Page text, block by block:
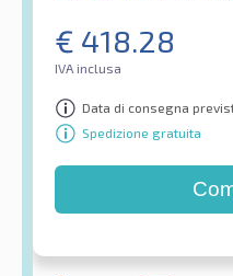
€ 418.28
IVA inclusa
Data di consegna
Spedizione gratuita